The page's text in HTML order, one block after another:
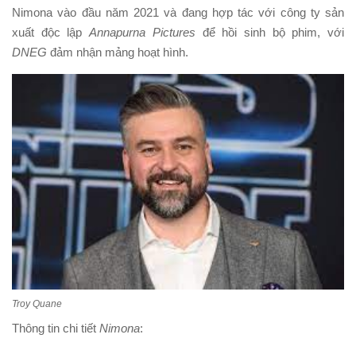
Nimona vào đầu năm 2021 và đang hợp tác với công ty sản
xuất độc lậpAnnapurna Pictures để hồi sinh bộ phim, với
DNEG đảm nhận mảng hoạt hình.
Troy Quane
Thông tin chi tiết Nimona: